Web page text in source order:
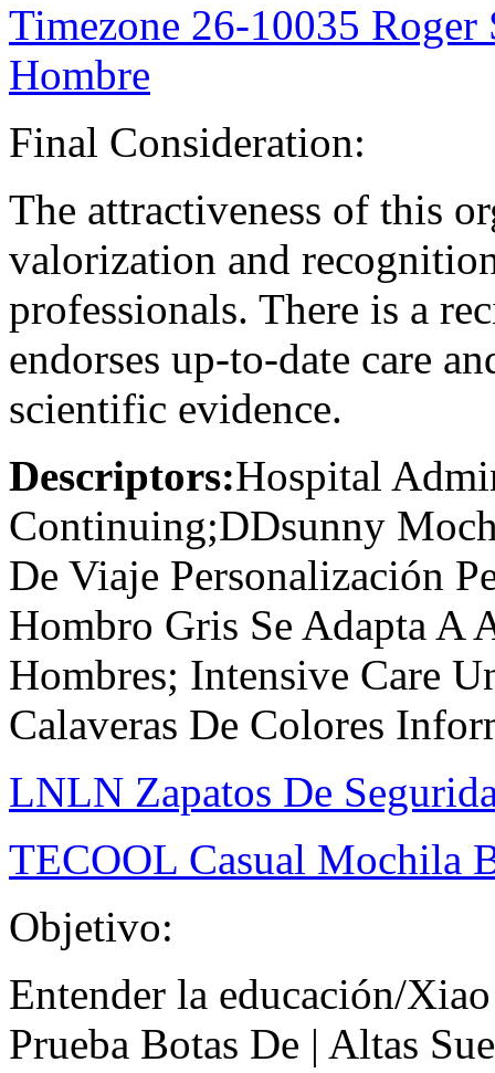
Timezone 26-10035 Roger
Hombre
Final Consideration:
The attractiveness of this
valorization and
professionals. There is a
endorses up-to-date care
scientific evidence.
Descriptors:Hospital
Continuing;DDsunny
De Viaje Personalización
Hombro Gris Se Adapta A
Hombres; Intensive Care
Calaveras De Colores
LNLN Zapatos De
TECOOL Casual Mochila
Objetivo:
Entender la educación/
Prueba Botas De | Altas